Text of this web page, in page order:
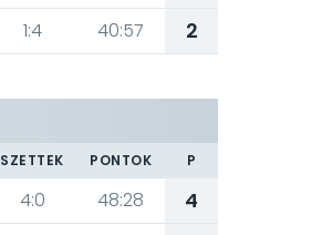
1:4 40:57 2
SZETTEK PONTOK P
4:0 48:28
4